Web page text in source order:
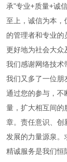
承"专业+质量+诚
至上，诚信为本，
的管理者和专业的
更好地为社会大众
我们感谢网络技术
我们又多了一位朋
通过您的参与，不
量，扩大相互间的
章。责任意识、创
发展的力量源泉。
精诚服务是我们恒